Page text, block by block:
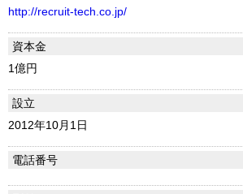
http://recruit-tech.co.jp/
資本金
1億円
設立
2012年10月1日
電話番号